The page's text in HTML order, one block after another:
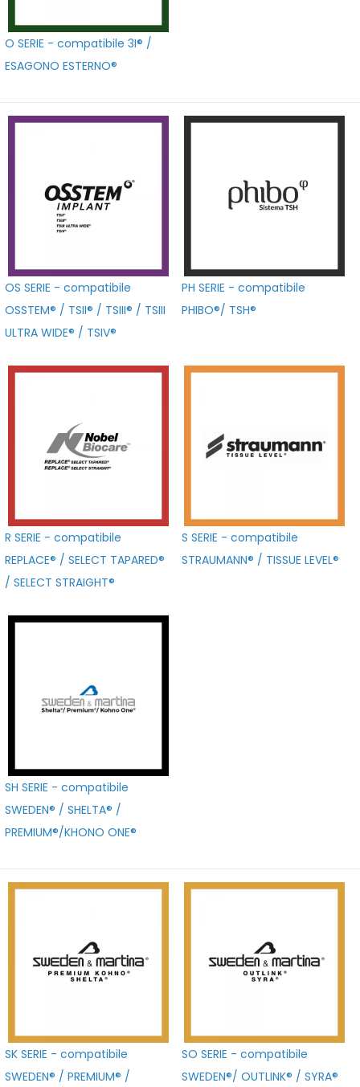
O SERIE - compatibile 3I® /
ESAGONO ESTERNO®
OS SERIE - compatibile
OSSTEM® / TSII® / TSIII® / TSIII
ULTRA WIDE® / TSIV®
PH SERIE - compatibile
PHIBO®/ TSH®
R SERIE - compatibile
REPLACE® / SELECT TAPARED®
/ SELECT STRAIGHT®
S SERIE - compatibile
STRAUMANN® / TISSUE LEVEL®
SH SERIE - compatibile
SWEDEN® / SHELTA® /
PREMIUM®/KHONO ONE®
SK SERIE - compatibile
SWEDEN® / PREMIUM® /
SO SERIE - compatibile
SWEDEN®/ OUTLINK® / SYRA®